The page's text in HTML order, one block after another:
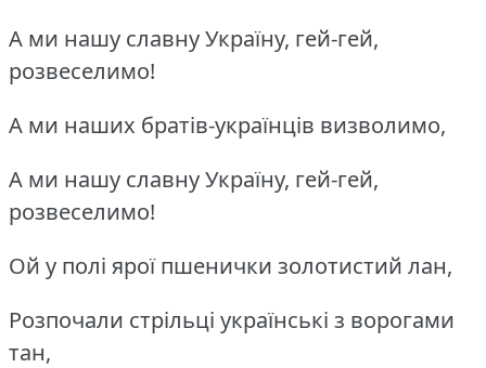
А ми нашу славну Україну, гей-гей,
розвеселимо!
А ми наших братів-українців визволимо,
А ми нашу славну Україну, гей-гей,
розвеселимо!
Ой у полі ярої пшенички золотистий лан,
Розпочали стрільці українські з ворогами
тан,